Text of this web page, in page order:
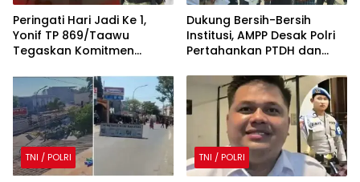
Peringati Hari Jadi Ke 1,
Yonif TP 869/Taawu
Tegaskan Komitmen
Pantang Menyerah” Demi
NKRI
Dukung Bersih-Bersih
Institusi, AMPP Desak Polri
Pertahankan PTDH dan
TNI / POLRI TNI / POLRI